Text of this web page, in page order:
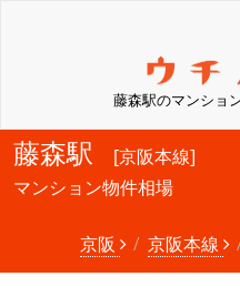
藤森駅のマンショ
藤森駅
[京阪本線]
マンション物件相場
京阪
京阪本線